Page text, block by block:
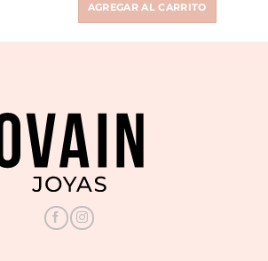
$ 2.500.$ 1.990.
AGREGAR AL CARRITO